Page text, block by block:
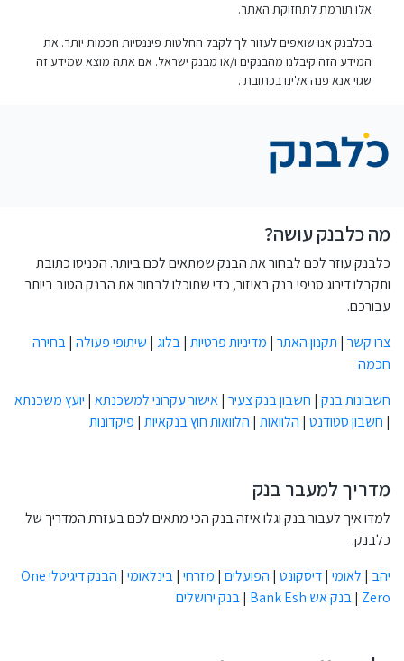
אלו תורמת לתחזוקת האתר.
בכלבנק אנו שואפים לעזור לך לקבל החלטות פיננסיות חכמות יותר. את
המידע הזה קיבלנו מהבנקים ו/או מבנק ישראל. אם אתה מוצא שמידע זה
שגוי אנא פנה אלינו בכתובת .
מה כלבנק עושה?
כלבנק עוזר לכם לבחור את הבנק שמתאים לכם ביותר. הכניסו כתובת
ותקבלו דירוג סניפי בנק באיזור, כדי שתוכלו לבחור את הבנק הטוב ביותר
עבורכם.
צרו קשר | תקנון האתר | מדיניות פרטיות |בלוג | שיתופי פעולה |בחירה
חכמה
חשבונות בנק | חשבון בנק צעיר |אישור עקרוני למשכנתא | יועץ משכנתא
| חשבון סטודנט | הלוואות | הלוואות חוץ בנקאיות | פיקדונות
מדריך למעבר בנק
למדו איך לעבור בנק וגלו איזה בנק הכי מתאים לכם בעזרת המדריך של
כלבנק.
יהב | לאומי |דיסקונט | הפועלים | מזרחי |בינלאומי |
הבנק דיגיטלי One
Zero
|בנק אש Bank Esh |בנק ירושלים